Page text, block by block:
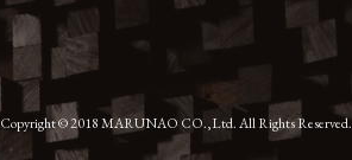
Copyright © 2018 MARUNAO CO.,Ltd. All Rights Reserved.